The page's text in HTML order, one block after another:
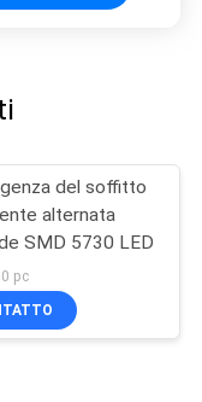
del soffitto
alternata
SMD 5730 LED
pc